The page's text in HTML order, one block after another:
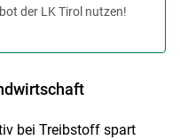
der LK Tirol nutzen!
bei Treibstoff spart